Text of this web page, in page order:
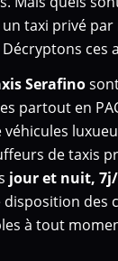
taxi privé par
ces
Serafino
partout en
de taxis
jour et nuit,
des
à tout